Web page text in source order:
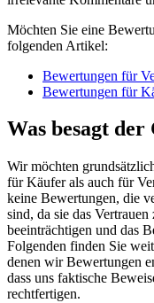
Möchten Sie eine
folgenden Artikel:
Bewertungen für
Bewertungen für
Was besagt der
Wir möchten
für Käufer als auch für
keine Bewertungen, die
sind, da sie das
beeinträchtigen und das
Folgenden finden Sie
denen wir Bewertungen
dass uns faktische
rechtfertigen.